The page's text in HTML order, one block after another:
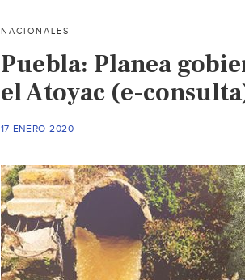
NACIONALES
Puebla: Planea
el Atoyac (e-
17 ENERO 2020